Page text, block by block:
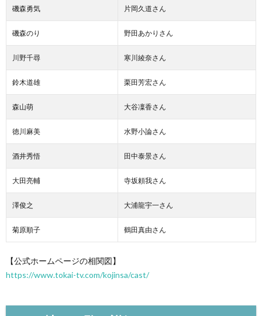
磯森勇気 片岡久道さん
磯森のり 野田あかりさん
川野千尋 寒川綾奈さん
鈴木道雄 栗田芳宏さん
森山萌 大谷凜香さん
徳川麻美 水野小論さん
酒井秀悟 田中泰景さん
大田亮輔 寺坂頼我さん
澤俊之 大浦龍宇一さん
菊原順子 鶴田真由さん
【公式ホームページの相関図】
https://www.tokai-tv.com/kojinsa/cast/